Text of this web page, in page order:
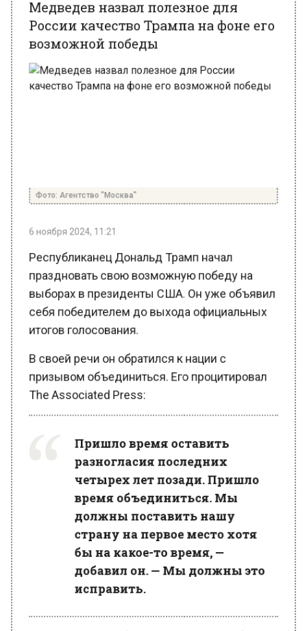
6 ноября 2024, 11:21
Республиканец Дональд Трамп начал
выборах в президенты США. Он уже объявил
себя победителем до выхода официальных
итогов голосования.
В своей речи он обратился к нации с
призывом объединиться. Его процитировал
The Associated Press:
разногласия последних
четырех лет позади. Пришло
время объединиться. Мы
должны поставить нашу
страну на первое место хотя
бы на какое-то время, —
добавил он. — Мы должны это
исправить.
На фоне этих сообщений зампред Совбеза